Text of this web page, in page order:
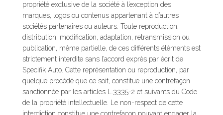
propriété exclusive de la société à l’exception des
marques, logos ou contenus appartenant à d’autres
sociétés partenaires ou auteurs. Toute reproduction,
distribution, modification, adaptation, retransmission ou
publication, même partielle, de ces différents éléments est
strictement interdite sans l’accord exprès par écrit de
Specifik Auto. Cette représentation ou reproduction, par
quelque procédé que ce soit, constitue une contrefaçon
sanctionnée par les articles L.3335-2 et suivants du Code
de la propriété intellectuelle. Le non-respect de cette